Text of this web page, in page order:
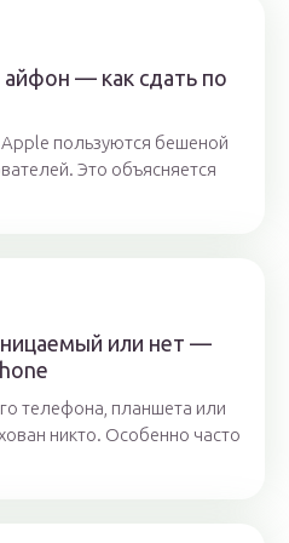
айфон — как сдать по
пользуются бешеной
Это объясняется
или нет —
телефона, планшета или
никто. Особенно часто